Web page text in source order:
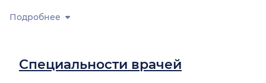
Подробнее
Специальности врачей